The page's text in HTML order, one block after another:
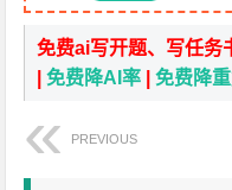
免费ai写开题、写任务
|免费降AI率 |免费降
PREVIOUS